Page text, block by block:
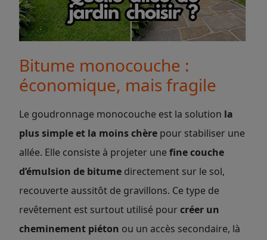
Bitume monocouche :
économique, mais fragile
Le goudronnage monocouche est la solution la
plus simple et la moins chère pour stabiliser une
allée. Elle consiste à projeter une fine couche
d’émulsion de bitume directement sur le sol,
recouverte aussitôt de gravillons. Ce type de
revêtement est surtout utilisé pourcréer un
cheminement piéton ou un accès secondaire, là